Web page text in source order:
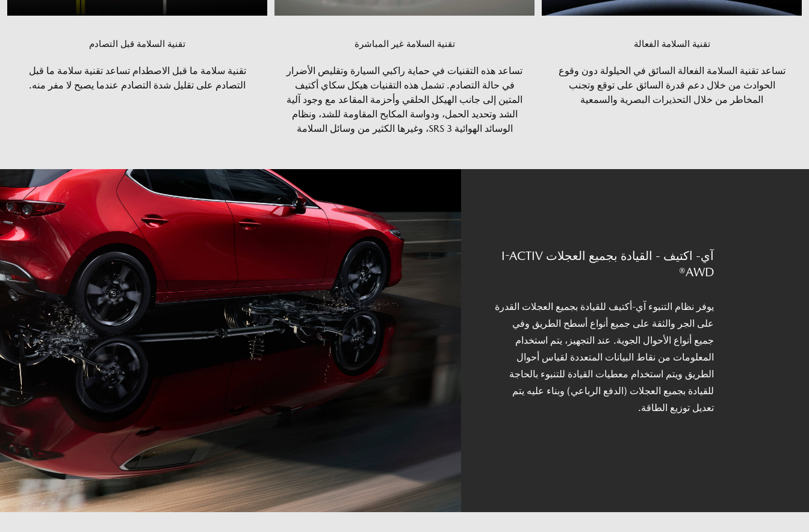
تقنية السلامة الفعالة
تساعد تقنية السلامة الفعالة السائق في الحيلولة دون وقوع
الحوادث من خلال دعم قدرة السائق على توقع وتجنب
المخاطر من خلال التحذيرات البصرية والسمعية
تقنية السلامة غير المباشرة
تساعد هذه التقنيات في حماية راكبي السيارة وتقليص الأضرار
في حالة التصادم. تشمل هذه التقنيات هيكل سكاي أكتيف
المتين إلى جانب الهيكل الحلقي وأحزمة المقاعد مع وجود آلية
الشد وتحديد الحمل، ودواسة المكابح المقاومة للشد، ونظام
الوسائد الهوائية 3 SRS، وغيرها الكثير من وسائل السلامة
تقنية السلامة قبل التصادم
تقنية سلامة ما قبل الاصطدام تساعد تقنية سلامة ما قبل
التصادم على تقليل شدة التصادم عندما يصبح لا مفر منه.
آي- اكتيف - القيادة بجميع العجلات I-ACTIV
AWD®
يوفر نظام التنبوء آي-أكتيف للقيادة بجميع العجلات القدرة
على الجر والثقة على جميع أنواع أسطح الطريق وفي
جميع أنواع الأحوال الجوية. عند التجهيز، يتم استخدام
المعلومات من نقاط البيانات المتعددة لقياس أحوال
الطريق ويتم استخدام معطيات القيادة للتنبوء بالحاجة
للقيادة بجميع العجلات (الدفع الرباعي) وبناء عليه يتم
تعديل توزيع الطاقة.